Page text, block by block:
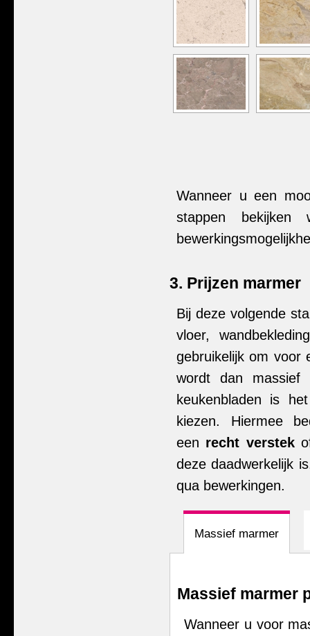
Wanneer u een
stappen
3. Prijzen marmer
Bij deze volgende
vloer,
gebruikelijk om voor
wordt dan massief
keukenbladen is
kiezen. Hiermee
een recht verstek
deze daadwerkelijk
qua bewerkingen.
Massief marmer
Massief marmer
Wanneer u voor